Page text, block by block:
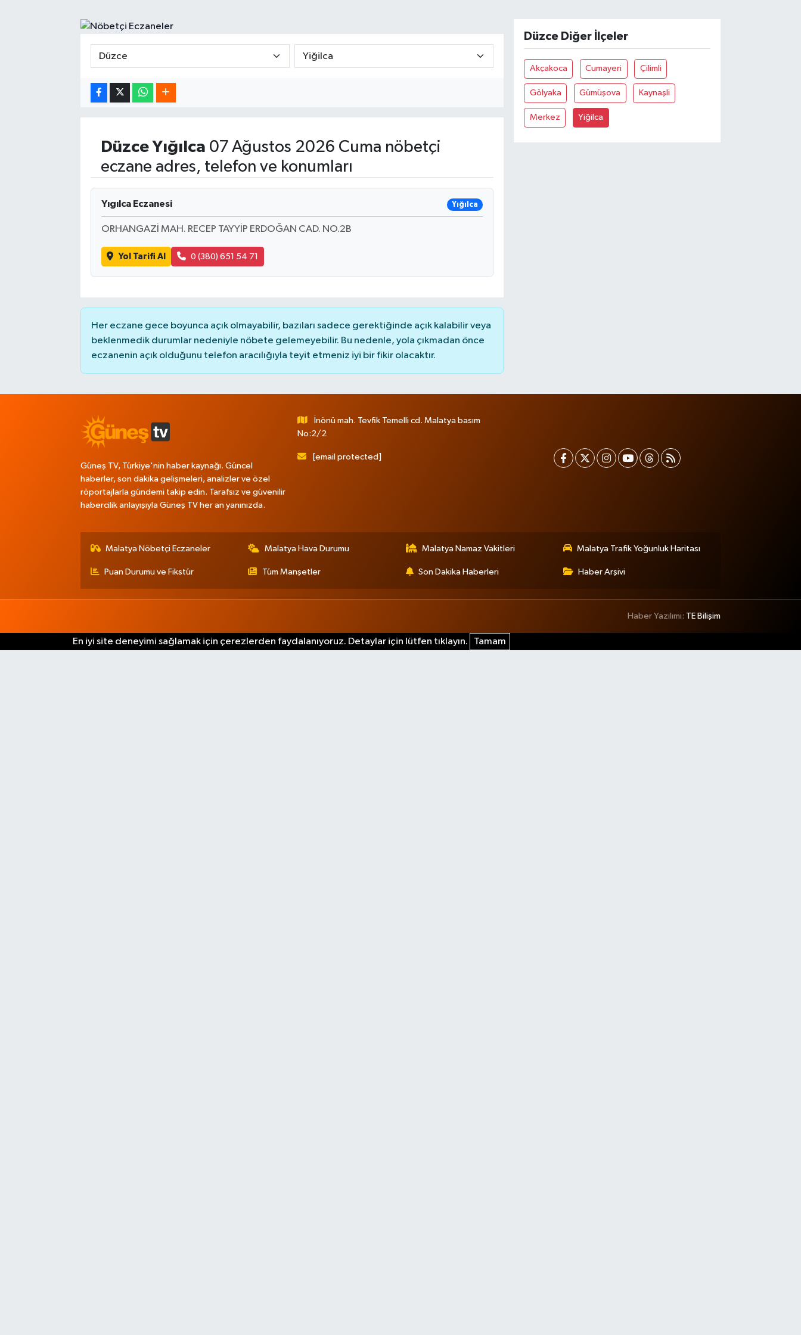
Düzce Yığılca 07 Ağustos 2026 Cuma nöbetçi
eczane adres, telefon ve konumları
Yıgılca Eczanesi Yığılca
ORHANGAZİ MAH. RECEP TAYYİP ERDOĞAN CAD. NO.2B
Yol Tarifi Al 0 (380) 651 54 71
Her eczane gece boyunca açık olmayabilir, bazıları sadece gerektiğinde açık kalabilir veya
beklenmedik durumlar nedeniyle nöbete gelemeyebilir. Bu nedenle, yola çıkmadan önce
eczanenin açık olduğunu telefon aracılığıyla teyit etmeniz iyi bir fikir olacaktır.
Düzce Diğer İlçeler
Akçakoca Cumayeri Çilimli
Gölyaka Gümüşova Kaynaşli
Merkez Yiğilca
Güneş TV, Türkiye'nin haber kaynağı. Güncel
haberler, son dakika gelişmeleri, analizler ve özel
röportajlarla gündemi takip edin. Tarafsız ve güvenilir
habercilik anlayışıyla Güneş TV her an yanınızda.
İnönü mah. Tevfik Temelli cd. Malatya basım
No:2/2
[email protected]
Malatya Nöbetçi Eczaneler Malatya Hava Durumu Malatya Namaz Vakitleri Malatya Trafik Yoğunluk Haritası
Puan Durumu ve Fikstür Tüm Manşetler Son Dakika Haberleri Haber Arşivi
Haber Yazılımı: TE Bilişim
En iyi site deneyimi sağlamak için çerezlerden faydalanıyoruz. Detaylar için lütfen tıklayın. Tamam